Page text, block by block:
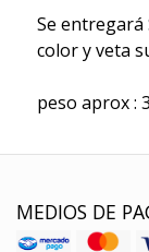
Se
color y veta
peso aprox :
MEDIOS DE